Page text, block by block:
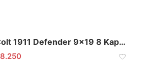
Colt 1911 Defender 9×19 8 Kapasite
8.250